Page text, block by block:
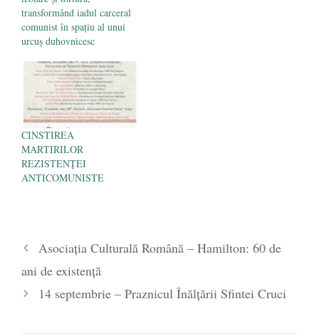
transformând iadul carceral
comunist în spaţiu al unui
urcuş duhovnicesc
CINSTIREA
MARTIRILOR
REZISTENȚEI
ANTICOMUNISTE
Asociația Culturală Română – Hamilton: 60 de
ani de existență
14 septembrie – Praznicul Înălțării Sfintei Cruci